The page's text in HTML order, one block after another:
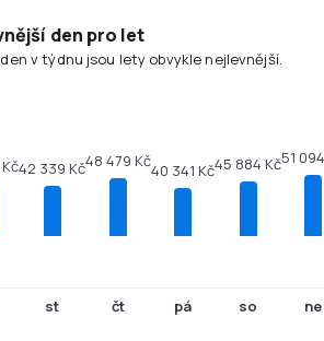
den pro let
v týdnu jsou lety obvykle nejlevnější.
42 339 Kč
st
48 479 Kč
čt
40 341 Kč
pá
45 884 Kč
so
51
ne